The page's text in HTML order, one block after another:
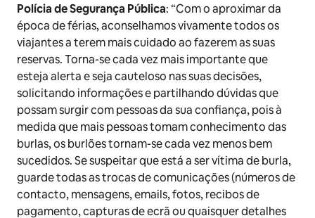
Polícia de Segurança Pública: “Com o aproximar da
época de férias, aconselhamos vivamente todos os
viajantes a terem mais cuidado ao fazerem as suas
reservas. Torna-se cada vez mais importante que
esteja alerta e seja cauteloso nas suas decisões,
solicitando informações e partilhando dúvidas que
possam surgir com pessoas da sua confiança, pois à
medida que mais pessoas tomam conhecimento das
burlas, os burlões tornam-se cada vez menos bem
sucedidos. Se suspeitar que está a ser vítima de burla,
guarde todas as trocas de comunicações (números de
contacto, mensagens, emails, fotos, recibos de
pagamento, capturas de ecrã ou quaisquer detalhes